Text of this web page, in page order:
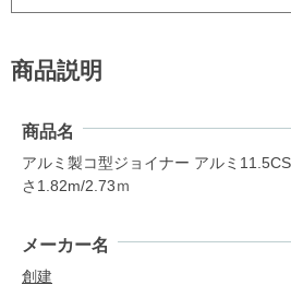
商品説明
商品名
アルミ製コ型ジョイナー アルミ
さ1.82m/2.73ｍ
メーカー名
創建